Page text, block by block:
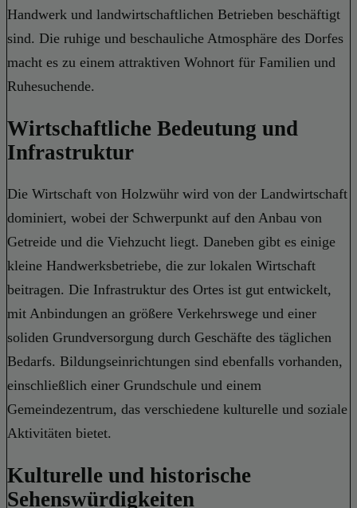
Handwerk und landwirtschaftlichen Betrieben beschäftigt
sind. Die ruhige und beschauliche Atmosphäre des Dorfes
macht es zu einem attraktiven Wohnort für Familien und
Ruhesuchende.
Wirtschaftliche Bedeutung und
Infrastruktur
Die Wirtschaft von Holzwühr wird von der Landwirtschaft
dominiert, wobei der Schwerpunkt auf den Anbau von
Getreide und die Viehzucht liegt. Daneben gibt es einige
kleine Handwerksbetriebe, die zur lokalen Wirtschaft
beitragen. Die Infrastruktur des Ortes ist gut entwickelt,
mit Anbindungen an größere Verkehrswege und einer
soliden Grundversorgung durch Geschäfte des täglichen
Bedarfs. Bildungseinrichtungen sind ebenfalls vorhanden,
einschließlich einer Grundschule und einem
Gemeindezentrum, das verschiedene kulturelle und soziale
Aktivitäten bietet.
Kulturelle und historische
Sehenswürdigkeiten